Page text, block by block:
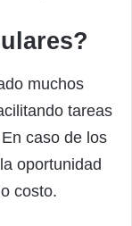
muchos
tareas
caso de los
oportunidad
costo.